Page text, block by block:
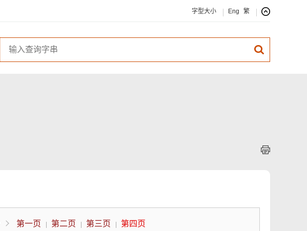
字型大小 Eng 繁
第一页 第二页 第三页 第四页